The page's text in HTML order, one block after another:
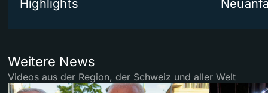
Highlights
Weitere News
Videos aus der Region, der Schweiz und aller Welt